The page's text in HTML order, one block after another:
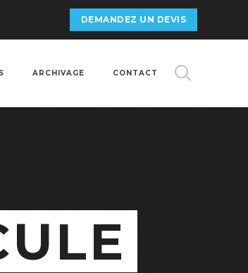
DEMANDEZ UN DEVIS
ARCHIVAGE CONTACT